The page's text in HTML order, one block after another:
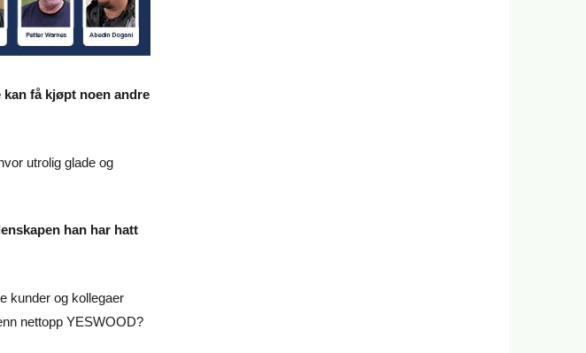
få kjøpt noen andre
utrolig glade og
han har hatt
kunder og kollegaer
nettopp YESWOOD?